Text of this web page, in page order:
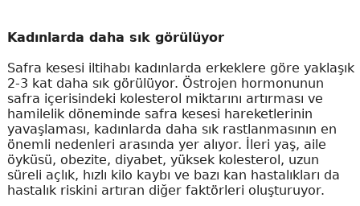
Kadınlarda daha sık görülüyor
Safra kesesi iltihabı kadınlarda erkeklere göre yaklaşık
2-3 kat daha sık görülüyor. Östrojen hormonunun
safra içerisindeki kolesterol miktarını artırması ve
hamilelik döneminde safra kesesi hareketlerinin
yavaşlaması, kadınlarda daha sık rastlanmasının en
önemli nedenleri arasında yer alıyor. İleri yaş, aile
öyküsü, obezite, diyabet, yüksek kolesterol, uzun
süreli açlık, hızlı kilo kaybı ve bazı kan hastalıkları da
hastalık riskini artıran diğer faktörleri oluşturuyor.